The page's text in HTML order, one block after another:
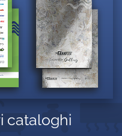
cataloghi